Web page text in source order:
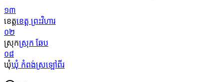
១៣
ខេត្តខេត្ត ព្រះវិហារ
០២
ស្រុកស្រុក ឆែប
០៨
ឃុំឃុំ កំពង់ស្រឡៅពីរ